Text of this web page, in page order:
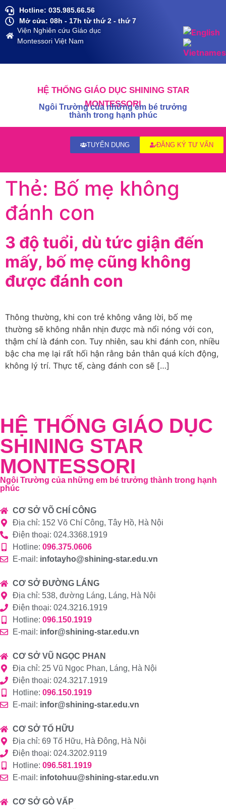
Hotline: 035.985.66.56
Mở cửa: 08h - 17h từ thứ 2 - thứ 7
Viện Nghiên cứu Giáo dục
Montessori Việt Nam
HỆ THỐNG GIÁO DỤC SHINING STAR
MONTESSORI
Ngôi Trường của những em bé trưởng
thành trong hạnh phúc
ĐĂNG KÝ TƯ VẤN
TUYỂN DỤNG
Thẻ: Bố mẹ không
đánh con
3 độ tuổi, dù tức giận đến
mấy, bố mẹ cũng không
được đánh con
Thông thường, khi con trẻ không vâng lời, bố mẹ
thường sẽ không nhẫn nhịn được mà nổi nóng với con,
thậm chí là đánh con. Tuy nhiên, sau khi đánh con, nhiều
bậc cha mẹ lại rất hối hận rằng bản thân quá kích động,
không lý trí. Thực tế, càng đánh con sẽ […]
HỆ THỐNG GIÁO DỤC
SHINING STAR
MONTESSORI
Ngôi Trường của những em bé trưởng thành trong hạnh
phúc
CƠ SỞ VÕ CHÍ CÔNG
Địa chỉ: 152 Võ Chí Công, Tây Hồ, Hà Nội
Điện thoại: 024.3368.1919
Hotline: 096.375.0606
E-mail: infotayho@shining-star.edu.vn
CƠ SỞ ĐƯỜNG LÁNG
Địa chỉ: 538, đường Láng, Láng, Hà Nội
Điện thoại: 024.3216.1919
Hotline: 096.150.1919
E-mail: infor@shining-star.edu.vn
CƠ SỞ VŨ NGỌC PHAN
Địa chỉ: 25 Vũ Ngọc Phan, Láng, Hà Nội
Điện thoại: 024.3217.1919
Hotline: 096.150.1919
E-mail: infor@shining-star.edu.vn
CƠ SỞ TỐ HỮU
Địa chỉ: 69 Tố Hữu, Hà Đông, Hà Nội
Điện thoại: 024.3202.9119
Hotline: 096.581.1919
E-mail: infotohuu@shining-star.edu.vn
CƠ SỞ GÒ VẤP